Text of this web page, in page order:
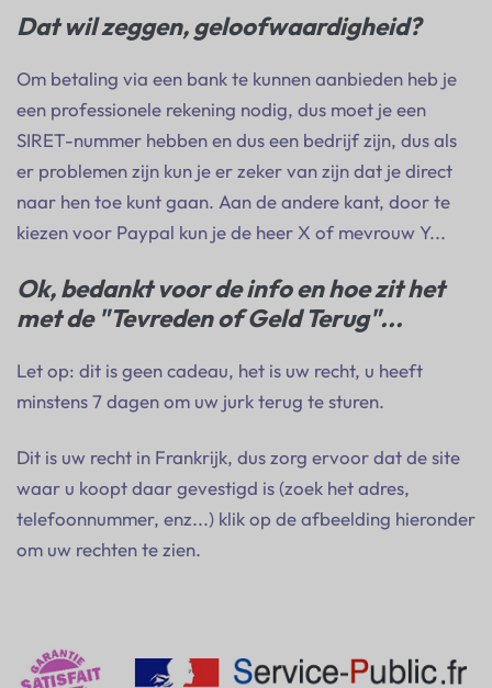
Dat wil zeggen, geloofwaardigheid?
Om betaling via een bank te kunnen aanbieden heb je
een professionele rekening nodig, dus moet je een
SIRET-nummer hebben en dus een bedrijf zijn, dus als
er problemen zijn kun je er zeker van zijn dat je direct
naar hen toe kunt gaan. Aan de andere kant, door te
kiezen voor Paypal kun je de heer X of mevrouw Y...
Ok, bedankt voor de info en hoe zit het
met de "Tevreden of Geld Terug"...
Let op: dit is geen cadeau, het is uw recht, u heeft
minstens 7 dagen om uw jurk terug te sturen.
Dit is uw recht in Frankrijk, dus zorg ervoor dat de site
waar u koopt daar gevestigd is (zoek het adres,
telefoonnummer, enz...) klik op de afbeelding hieronder
om uw rechten te zien.